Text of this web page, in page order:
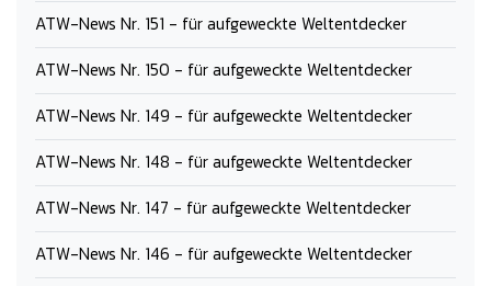
ATW-News Nr. 151 - für aufgeweckte Weltentdecker
ATW-News Nr. 150 - für aufgeweckte Weltentdecker
ATW-News Nr. 149 - für aufgeweckte Weltentdecker
ATW-News Nr. 148 - für aufgeweckte Weltentdecker
ATW-News Nr. 147 - für aufgeweckte Weltentdecker
ATW-News Nr. 146 - für aufgeweckte Weltentdecker